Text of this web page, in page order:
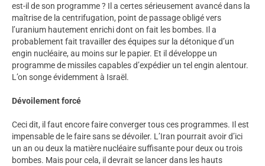
est-il de son programme ? Il a certes sérieusement avancé dans la
maîtrise de la centrifugation, point de passage obligé vers
l’uranium hautement enrichi dont on fait les bombes. Il a
probablement fait travailler des équipes sur la détonique d’un
engin nucléaire, au moins sur le papier. Et il développe un
programme de missiles capables d’expédier un tel engin alentour.
L’on songe évidemment à Israël.
Dévoilement forcé
Ceci dit, il faut encore faire converger tous ces programmes. Il est
impensable de le faire sans se dévoiler. L’Iran pourrait avoir d’ici
un an ou deux la matière nucléaire suffisante pour deux ou trois
bombes. Mais pour cela, il devrait se lancer dans les hauts